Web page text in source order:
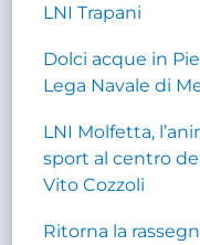
LNI Trapani
Dolci acque in
Lega Navale di
LNI Molfetta,
sport al centro
Vito Cozzoli
Ritorna la